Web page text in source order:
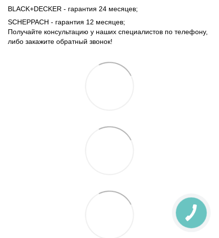
BLACK+DECKER - гарантия 24 месяцев;
SCHEPPACH - гарантия 12 месяцев;
Получайте консультацию у наших специалистов по телефону,
либо закажите обратный звонок!